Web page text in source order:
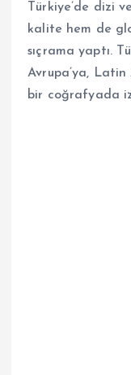
Türkiye’de dizi
kalite hem de
sıçrama yaptı.
Avrupa’ya, Latin
bir coğrafyada